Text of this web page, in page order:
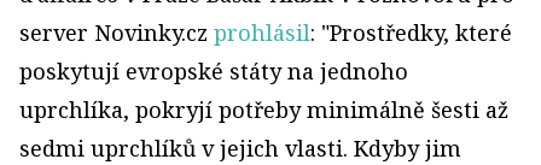
server Novinky.cz prohlásil: "Prostředky, které
poskytují evropské státy na jednoho
uprchlíka, pokryjí potřeby minimálně šesti až
sedmi uprchlíků v jejich vlasti. Kdyby jim